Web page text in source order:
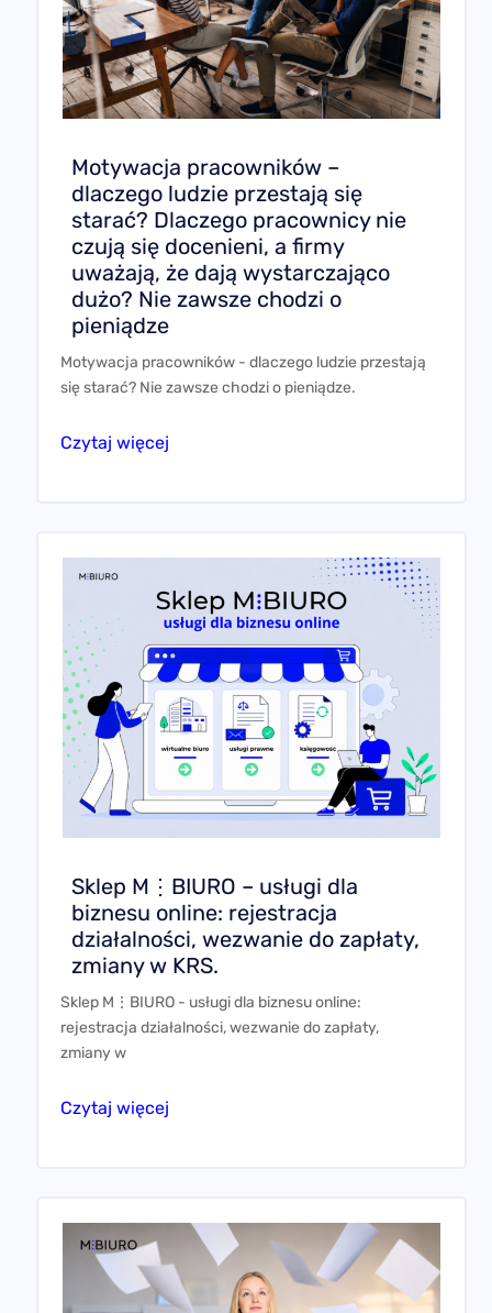
Motywacja pracowników –
dlaczego ludzie przestają się
starać? Dlaczego pracownicy nie
czują się docenieni, a firmy
uważają, że dają wystarczająco
dużo? Nie zawsze chodzi o
pieniądze
Motywacja pracowników - dlaczego ludzie przestają
się starać? Nie zawsze chodzi o pieniądze.
Czytaj więcej
Sklep M⋮BIURO – usługi dla
biznesu online: rejestracja
działalności, wezwanie do zapłaty,
zmiany w KRS.
Sklep M⋮BIURO - usługi dla biznesu online:
rejestracja działalności, wezwanie do zapłaty,
zmiany w
Czytaj więcej